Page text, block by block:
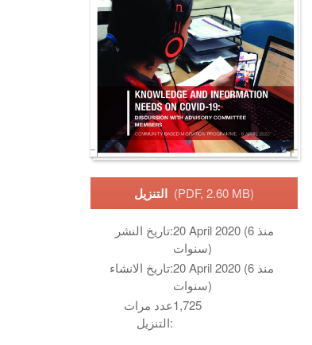
(PDF, 2.60 MB)
تاريخ النشر:20 April 2020 (منذ 6
سنوات)
تاريخ الانشاء:20 April 2020 (منذ 6
سنوات)
عدد مرات
التنزيل:
1,725